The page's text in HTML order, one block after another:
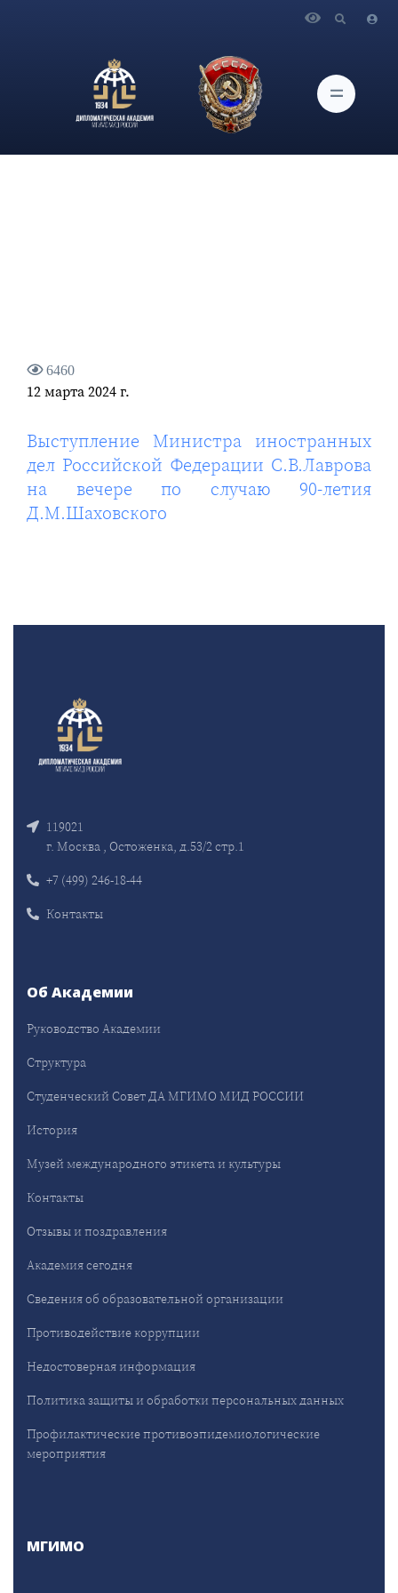
Федерации С.В.Лаврова на вечере по случаю 90-летия
Д.М.Шаховского
6460
12 марта 2024 г.
Выступление Министра иностранных
дел Российской Федерации С.В.Лаврова
на вечере по случаю 90-летия
Д.М.Шаховского
119021
г. Москва , Остоженка, д.53/2 стр.1
+7 (499) 246-18-44
Контакты
Об Академии
Руководство Академии
Структура
Студенческий Совет ДА МГИМО МИД РОССИИ
История
Музей международного этикета и культуры
Контакты
Отзывы и поздравления
Академия сегодня
Сведения об образовательной организации
Противодействие коррупции
Недостоверная информация
Политика защиты и обработки персональных данных
Профилактические противоэпидемиологические
мероприятия
МГИМО